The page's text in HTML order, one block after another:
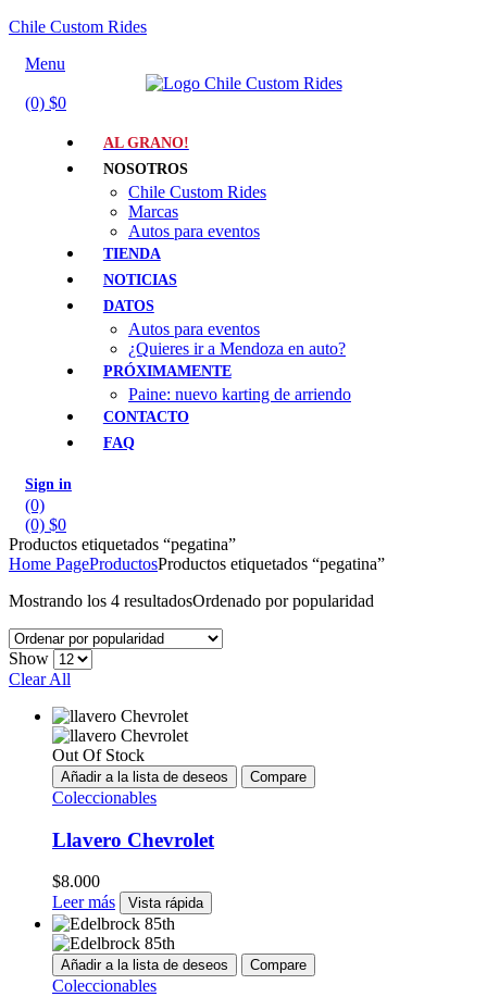
Chile Custom Rides
Menu
(0) $0
AL GRANO!
NOSOTROS
Chile Custom Rides
Marcas
Autos para eventos
TIENDA
NOTICIAS
DATOS
Autos para eventos
¿Quieres ir a Mendoza en auto?
PRÓXIMAMENTE
Paine: nuevo karting de arriendo
CONTACTO
FAQ
Sign in
(0)
(0) $0
Productos etiquetados “pegatina”
Home PageProductosProductos etiquetados “pegatina”
Mostrando los 4 resultadosOrdenado por popularidad
Show
Clear All
Out Of Stock
Añadir a la lista de deseos Compare
Coleccionables
Llavero Chevrolet
$8.000
Leer más
Vista rápida
Añadir a la lista de deseos Compare
Coleccionables